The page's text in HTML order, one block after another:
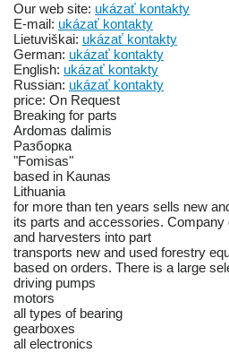
Our web site: ukázať kontakty
E-mail: ukázať kontakty
Lietuviškai: ukázať kontakty
German: ukázať kontakty
English: ukázať kontakty
Russian: ukázať kontakty
price: On Request
Breaking for parts
Ardomas dalimis
Pазборка
"Fomisas"
based in Kaunas
Lithuania
for more than ten years sells new
its parts and accessories.
and harvesters into part
transports new and used forestry
based on orders. There is a large
driving pumps
motors
all types of bearing
gearboxes
all electronics